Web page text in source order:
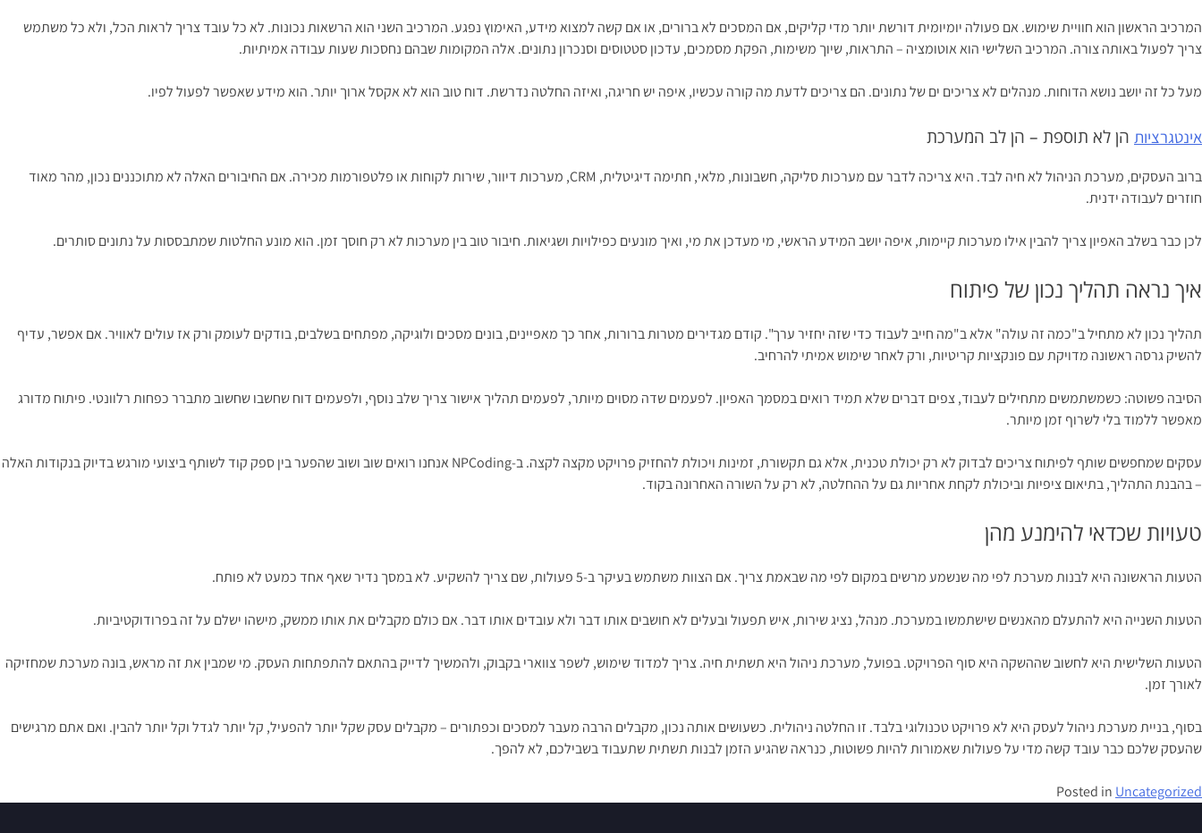
המרכיב הראשון הוא חוויית שימוש. אם פעולה יומיומית דורשת יותר מדי קליקים, אם המסכים לא ברורים, או אם קשה למצוא מידע, האימוץ נפגע. המרכיב השני הוא הרשאות נכונות. לא כל עובד צריך לראות הכל, ולא כל משתמש
צריך לפעול באותה צורה. המרכיב השלישי הוא אוטומציה – התראות, שיוך משימות, הפקת מסמכים, עדכון סטטוסים וסנכרון נתונים. אלה המקומות שבהם נחסכות שעות עבודה אמיתיות.
מעל כל זה יושב נושא הדוחות. מנהלים לא צריכים ים של נתונים. הם צריכים לדעת מה קורה עכשיו, איפה יש חריגה, ואיזה החלטה נדרשת. דוח טוב הוא לא אקסל ארוך יותר. הוא מידע שאפשר לפעול לפיו.
אינטגרציות הן לא תוספת – הן לב המערכת
ברוב העסקים, מערכת הניהול לא חיה לבד. היא צריכה לדבר עם מערכות סליקה, חשבונות, מלאי, חתימה דיגיטלית, CRM, מערכות דיוור, שירות לקוחות או פלטפורמות מכירה. אם החיבורים האלה לא מתוכננים נכון, מהר מאוד
חוזרים לעבודה ידנית.
לכן כבר בשלב האפיון צריך להבין אילו מערכות קיימות, איפה יושב המידע הראשי, מי מעדכן את מי, ואיך מונעים כפילויות ושגיאות. חיבור טוב בין מערכות לא רק חוסך זמן. הוא מונע החלטות שמתבססות על נתונים סותרים.
איך נראה תהליך נכון של פיתוח
תהליך נכון לא מתחיל ב"כמה זה עולה" אלא ב"מה חייב לעבוד כדי שזה יחזיר ערך". קודם מגדירים מטרות ברורות, אחר כך מאפיינים, בונים מסכים ולוגיקה, מפתחים בשלבים, בודקים לעומק ורק אז עולים לאוויר. אם אפשר, עדיף
להשיק גרסה ראשונה מדויקת עם פונקציות קריטיות, ורק לאחר שימוש אמיתי להרחיב.
הסיבה פשוטה: כשמשתמשים מתחילים לעבוד, צפים דברים שלא תמיד רואים במסמך האפיון. לפעמים שדה מסוים מיותר, לפעמים תהליך אישור צריך שלב נוסף, ולפעמים דוח שחשבו שחשוב מתברר כפחות רלוונטי. פיתוח מדורג
מאפשר ללמוד בלי לשרוף זמן מיותר.
עסקים שמחפשים שותף לפיתוח צריכים לבדוק לא רק יכולת טכנית, אלא גם תקשורת, זמינות ויכולת להחזיק פרויקט מקצה לקצה. ב-NPCoding אנחנו רואים שוב ושוב שהפער בין ספק קוד לשותף ביצועי מורגש בדיוק בנקודות האלה
– בהבנת התהליך, בתיאום ציפיות וביכולת לקחת אחריות גם על ההחלטה, לא רק על השורה האחרונה בקוד.
טעויות שכדאי להימנע מהן
הטעות הראשונה היא לבנות מערכת לפי מה שנשמע מרשים במקום לפי מה שבאמת צריך. אם הצוות משתמש בעיקר ב-5 פעולות, שם צריך להשקיע. לא במסך נדיר שאף אחד כמעט לא פותח.
הטעות השנייה היא להתעלם מהאנשים שישתמשו במערכת. מנהל, נציג שירות, איש תפעול ובעלים לא חושבים אותו דבר ולא עובדים אותו דבר. אם כולם מקבלים את אותו ממשק, מישהו ישלם על זה בפרודוקטיביות.
הטעות השלישית היא לחשוב שההשקה היא סוף הפרויקט. בפועל, מערכת ניהול היא תשתית חיה. צריך למדוד שימוש, לשפר צווארי בקבוק, ולהמשיך לדייק בהתאם להתפתחות העסק. מי שמבין את זה מראש, בונה מערכת שמחזיקה
לאורך זמן.
בסוף, בניית מערכת ניהול לעסק היא לא פרויקט טכנולוגי בלבד. זו החלטה ניהולית. כשעושים אותה נכון, מקבלים הרבה מעבר למסכים וכפתורים – מקבלים עסק שקל יותר להפעיל, קל יותר לגדל וקל יותר להבין. ואם אתם מרגישים
שהעסק שלכם כבר עובד קשה מדי על פעולות שאמורות להיות פשוטות, כנראה שהגיע הזמן לבנות תשתית שתעבוד בשבילכם, לא להפך.
Posted in Uncategorized